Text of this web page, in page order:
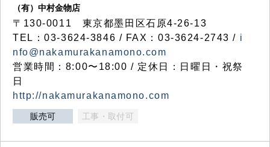
（有）中村金物店
〒130-0011 東京都墨田区石原4-26-13
TEL：03-3624-3846 / FAX：03-3624-2743 / i
nfo@nakamurakanamono.com
営業時間：8:00〜18:00 / 定休日：日曜日・祝祭
日
http://nakamurakanamono.com
販売可 工事・取付可